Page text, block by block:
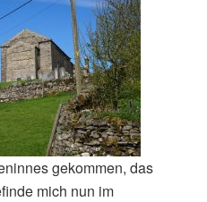
gekommen, das
mich nun im